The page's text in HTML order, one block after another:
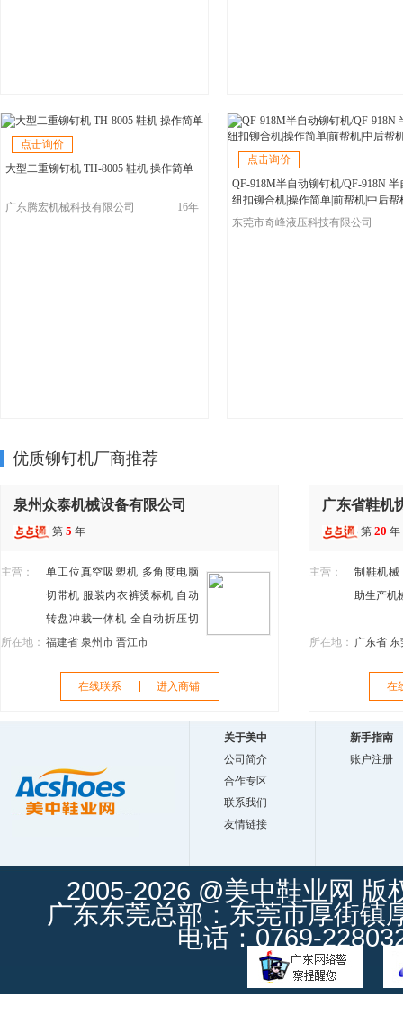
点击询价
大型二重铆钉机 TH-8005 鞋机 操作简单
广东腾宏机械科技有限公司 16年
点击询价
QF-918M半自动铆钉机/QF-918N 半
纽扣铆合机|操作简单|前帮机|中后帮
东莞市奇峰液压科技有限公司
优质铆钉机厂商推荐
泉州众泰机械设备有限公司
第 5 年
主营： 单工位真空吸塑机 多角度电脑
切带机 服装内衣裤烫标机 自动
转盘冲裁一体机 全自动折压切
带机 半自动鞋垫热转印
真空热冷压自动化设备 转
所在地： 福建省 泉州市 晋江市
在线联系 进入商铺
广东省鞋机
第 20 年
主营： 制鞋机械
助生产机
所在地： 广东省
在
关于美中
公司简介
合作专区
联系我们
友情链接
新手指南
账户注册
2005-2026 @美中鞋业网 版
广东东莞总部：东莞市厚街镇
电话：0769-